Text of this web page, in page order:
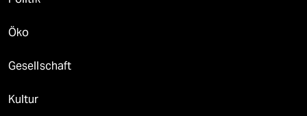
Öko
Gesellschaft
Kultur